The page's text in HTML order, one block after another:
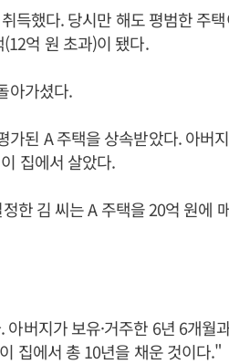
득했다. 당시만 해도 평범한 주
억 원 초과)이 됐다.
아가셨다.
된 A 주택을 상속받았다. 아버
집에서 살았다.
한 김 씨는 A 주택을 20억 원에
버지가 보유·거주한 6년 6개월
집에서 총 10년을 채운 것이다."